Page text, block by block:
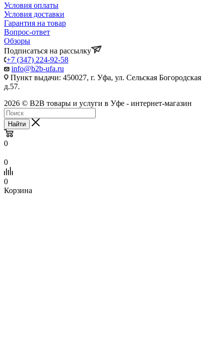
Условия оплаты
Условия доставки
Гарантия на товар
Вопрос-ответ
Обзоры
Подписаться на рассылку
+7 (347) 224-92-58
info@b2b-ufa.ru
Пункт выдачи: 450027, г. Уфа, ул. Сельская Богородская
д.57.
2026 © B2B товары и услуги в Уфе - интернет-магазин
Найти
0
0
0
Корзина